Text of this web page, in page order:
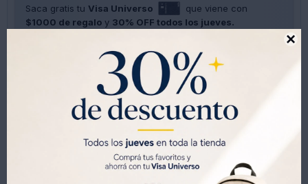

Saca gratis tu Visa Universo
que viene con
$1000 de regalo y 30% OFF todos los jueves.
 
Métodos y costos de envíos